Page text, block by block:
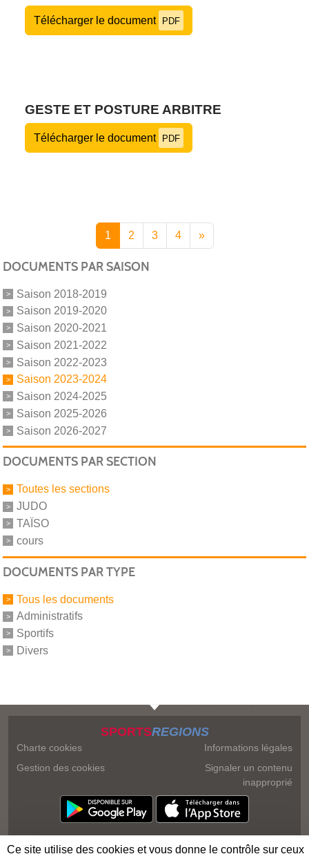
Télécharger le document PDF
GESTE ET POSTURE ARBITRE
Télécharger le document PDF
1 2 3 4 »
DOCUMENTS PAR SAISON
Saison 2018-2019
Saison 2019-2020
Saison 2020-2021
Saison 2021-2022
Saison 2022-2023
Saison 2023-2024
Saison 2024-2025
Saison 2025-2026
Saison 2026-2027
DOCUMENTS PAR SECTION
Toutes les sections
JUDO
TAÏSO
cours
DOCUMENTS PAR TYPE
Tous les documents
Administratifs
Sportifs
Divers
SPORTSREGIONS
Charte cookies
Gestion des cookies
Informations légales
Signaler un contenu
inapproprié
Ce site utilise des cookies et vous donne le contrôle sur ceux